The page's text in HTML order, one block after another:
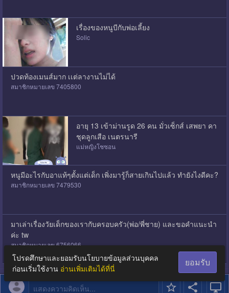
แสดงความคิดเห็น...
เรื่องของหนูบีกับพ่อเลี้ยง
Solic
ปวดท้องเมนส์มาก เเต่ลางานไม่ได้
สมาชิกหมายเลข 7405800
อายุ 13 เข้าม่านรูด 26 คน มั่วเซ็กส์ เสพยา คา
ชุดลูกเสือ เนตรนารี
แม่หญิงโชซอน
หนูมีอะไรกับอาแท้ๆตั้งแต่เด็ก เพิ่งมารู้ก็สายเกินไปแล้ว ทำยังไงดีคะ?
สมาชิกหมายเลข 7479530
มาเล่าเรื่องวัยเด็กของเรากับครอบครัว(พ่อ/พี่ชาย) และขอคำแนะนำ
ค่ะ tw
สมาชิกหมายเลข 6756066
โปรดศึกษาและยอมรับนโยบายข้อมูลส่วนบุคคล
ก่อนเริ่มใช้งาน อ่านเพิ่มเติมได้ที่นี่
ยอมรับ